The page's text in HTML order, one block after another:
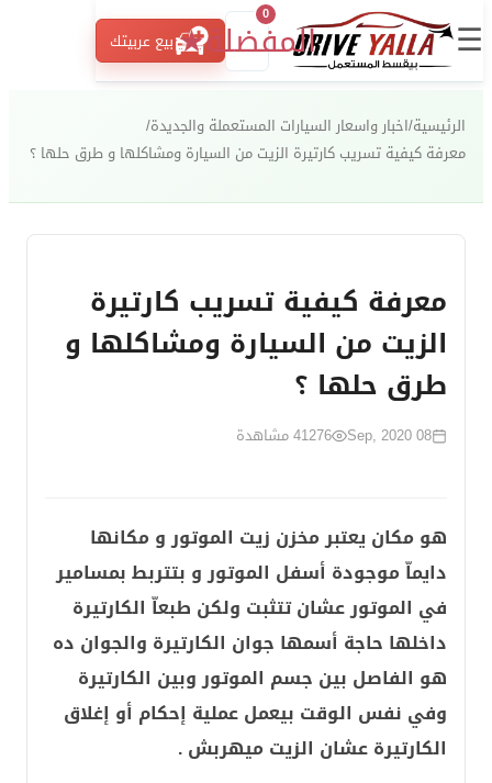
☰ المفضلة
0
★ بيع عربيتك
الرئيسية/اخبار واسعار السيارات المستعملة والجديدة/
معرفة كيفية تسريب كارتيرة الزيت من السيارة ومشاكلها و طرق حلها ؟
معرفة كيفية تسريب كارتيرة
الزيت من السيارة ومشاكلها و
طرق حلها ؟
08 Sep, 2020
41276مشاهدة
هو مكان يعتبر مخزن زيت الموتور و مكانها
دايماّ موجودة أسفل الموتور و بتتربط بمسامير
في الموتور عشان تتثبت ولكن طبعاّ الكارتيرة
داخلها حاجة أسمها جوان الكارتيرة والجوان ده
هو الفاصل بين جسم الموتور وبين الكارتيرة
وفي نفس الوقت بيعمل عملية إحكام أو إغلاق
الكارتيرة عشان الزيت ميهربش .